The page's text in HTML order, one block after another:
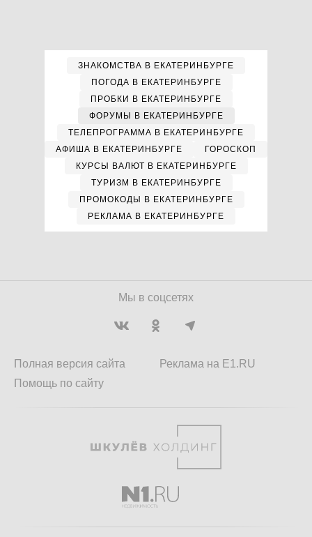
ЗНАКОМСТВА В ЕКАТЕРИНБУРГЕ
ПОГОДА В ЕКАТЕРИНБУРГЕ
ПРОБКИ В ЕКАТЕРИНБУРГЕ
ФОРУМЫ В ЕКАТЕРИНБУРГЕ
ТЕЛЕПРОГРАММА В ЕКАТЕРИНБУРГЕ
АФИША В ЕКАТЕРИНБУРГЕ
ГОРОСКОП
КУРСЫ ВАЛЮТ В ЕКАТЕРИНБУРГЕ
ТУРИЗМ В ЕКАТЕРИНБУРГЕ
ПРОМОКОДЫ В ЕКАТЕРИНБУРГЕ
РЕКЛАМА В ЕКАТЕРИНБУРГЕ
Мы в соцсетях
Полная версия сайта
Помощь по сайту
Реклама на E1.RU